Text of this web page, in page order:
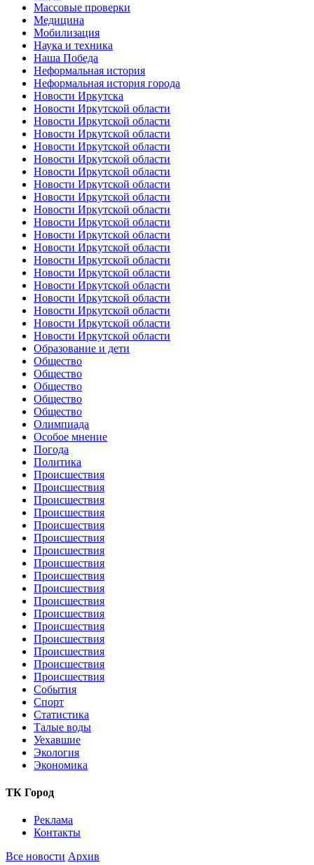
Массовые проверки
Медицина
Мобилизация
Наука и техника
Наша Победа
Неформальная история
Неформальная история города
Новости Иркутска
Новости Иркутской области
Новости Иркутской области
Новости Иркутской области
Новости Иркутской области
Новости Иркутской области
Новости Иркутской области
Новости Иркутской области
Новости Иркутской области
Новости Иркутской области
Новости Иркутской области
Новости Иркутской области
Новости Иркутской области
Новости Иркутской области
Новости Иркутской области
Новости Иркутской области
Новости Иркутской области
Новости Иркутской области
Новости Иркутской области
Новости Иркутской области
Образование и дети
Общество
Общество
Общество
Общество
Общество
Олимпиада
Особое мнение
Погода
Политика
Происшествия
Происшествия
Происшествия
Происшествия
Происшествия
Происшествия
Происшествия
Происшествия
Происшествия
Происшествия
Происшествия
Происшествия
Происшествия
Происшествия
Происшествия
Происшествия
Происшествия
События
Спорт
Статистика
Талые воды
Уехавшие
Экология
Экономика
ТК Город
Реклама
Контакты
Все новости Архив